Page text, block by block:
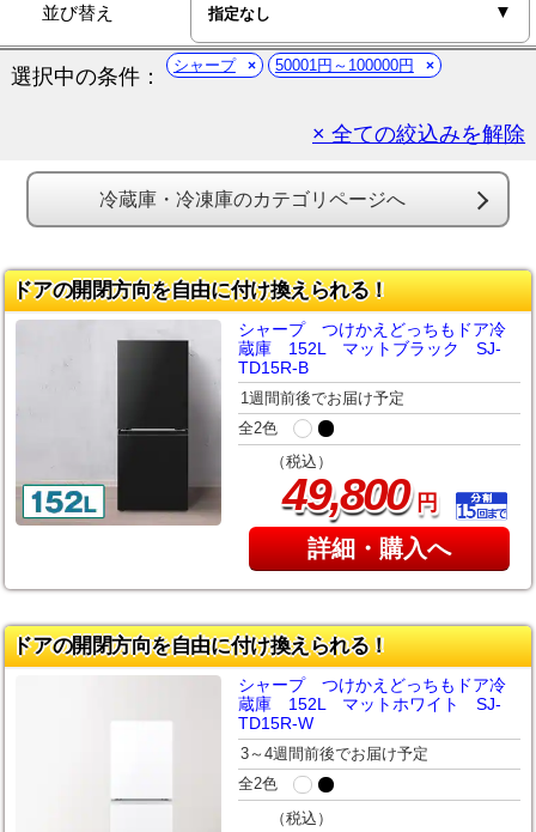
並び替え
選択中の条件： シャープ 50001円～100000円
× 全ての絞込みを解除
冷蔵庫・冷凍庫のカテゴリページへ
ドアの開閉方向を自由に付け換えられる！
シャープ つけかえどっちもドア冷
蔵庫 152L マットブラック SJ-
TD15R-B
1週間前後でお届け予定
全2色
（税込）
49,800円
詳細・購入へ
ドアの開閉方向を自由に付け換えられる！
シャープ つけかえどっちもドア冷
蔵庫 152L マットホワイト SJ-
TD15R-W
3～4週間前後でお届け予定
全2色
（税込）